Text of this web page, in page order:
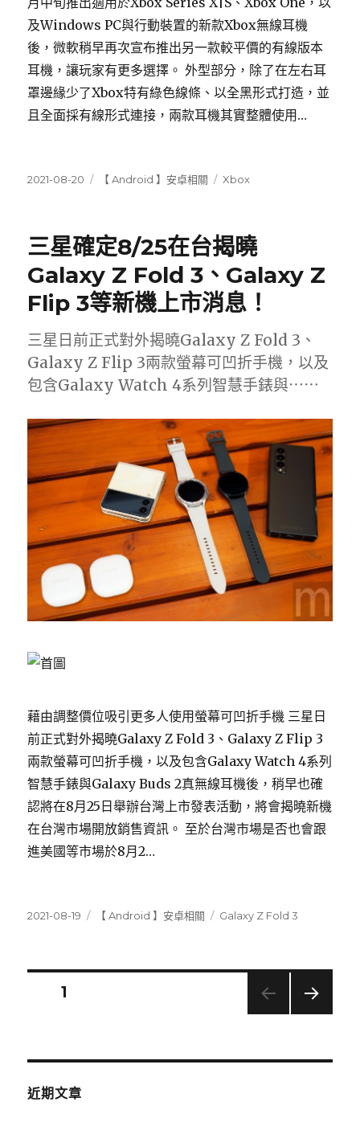
及Windows PC與行動裝置的新款Xbox無線耳機
後，微軟稍早再次宣布推出另一款較平價的有線版本
耳機，讓玩家有更多選擇。 外型部分，除了在左右耳
罩邊緣少了Xbox特有綠色線條、以全黑形式打造，並
且全面採有線形式連接，兩款耳機其實整體使用…
發
2021-08-20
分【 Android 】安卓相關
標
Xbox
三星確定8/25在台揭曉
Galaxy Z Fold 3、Galaxy Z
Flip 3等新機上市消息！
三星日前正式對外揭曉Galaxy Z Fold 3、
Galaxy Z Flip 3兩款螢幕可凹折手機，以及
包含Galaxy Watch 4系列智慧手錶與⋯⋯
藉由調整價位吸引更多人使用螢幕可凹折手機 三星日
前正式對外揭曉Galaxy Z Fold 3、Galaxy Z Flip 3
兩款螢幕可凹折手機，以及包含Galaxy Watch 4系列
智慧手錶與Galaxy Buds 2真無線耳機後，稍早也確
認將在8月25日舉辦台灣上市發表活動，將會揭曉新機
在台灣市場開放銷售資訊。 至於台灣市場是否也會跟
進美國等市場於8月2…
發
2021-08-19
分【 Android 】安卓相關
標
Galaxy Z Fold 3
導
頁次1
近期文章